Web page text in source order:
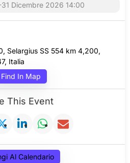
Dicembre 2026 14:00
Selargius SS 554 km 4,200,
Italia
Find In Map
This Event
Al Calendario